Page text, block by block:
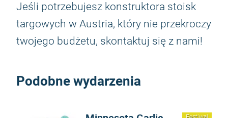
Jeśli potrzebujesz konstruktora stoisk
targowych w Austria, który nie przekroczy
twojego budżetu, skontaktuj się z nami!
Podobne wydarzenia